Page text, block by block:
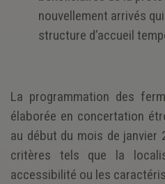
nouvellement arrivés
structure d’accueil
La programmation des
élaborée en concertation
au début du mois de janvier
critères tels que la
accessibilité ou les